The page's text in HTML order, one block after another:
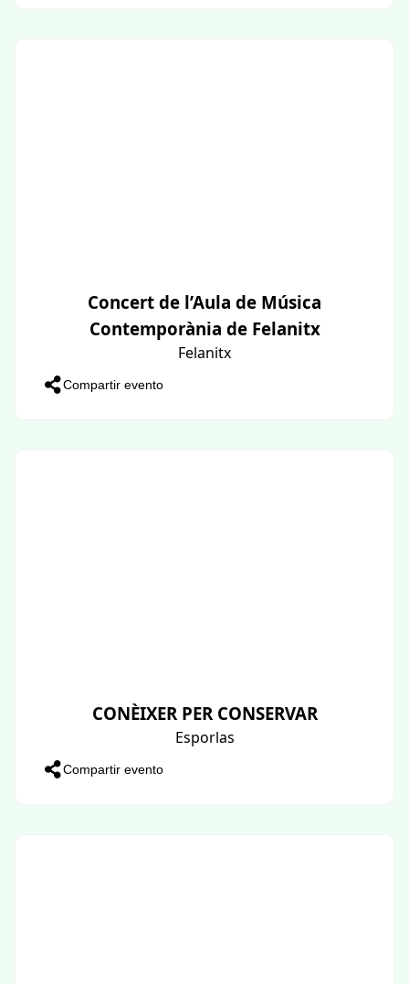
Concert de l’Aula de Música
Contemporània de Felanitx
Felanitx
Compartir evento
CONÈIXER PER CONSERVAR
Esporlas
Compartir evento